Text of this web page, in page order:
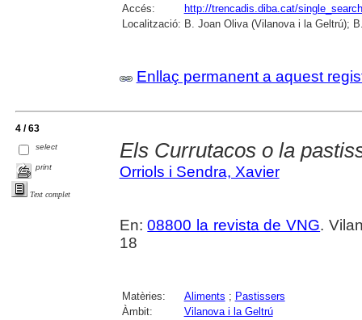
Accés:
http://trencadis.diba.cat/
Localització: B. Joan Oliva (Vilanova i la Geltrú);
Enllaç permanent a aquest
4 / 63
select
print
Text complet
Els Currutacos o la
Orriols i Sendra, Xavier
En:08800 la revista de VNG.
18
Matèries: Aliments ; Pastissers
Àmbit:
Vilanova i la Geltrú